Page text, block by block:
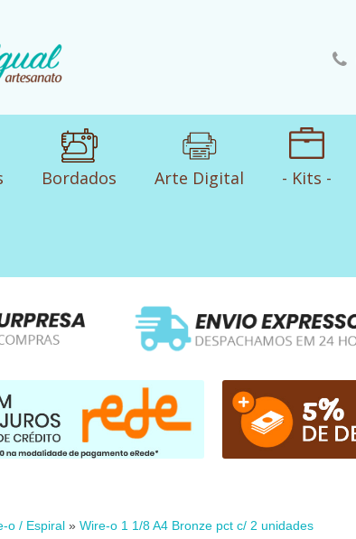
Bordados Arte Digital - Kits -
o / Espiral » Wire-o 1 1/8 A4 Bronze pct c/ 2 unidades